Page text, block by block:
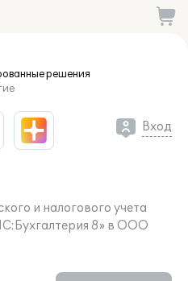
решения
Вход
и налогового учета
8» в ООО